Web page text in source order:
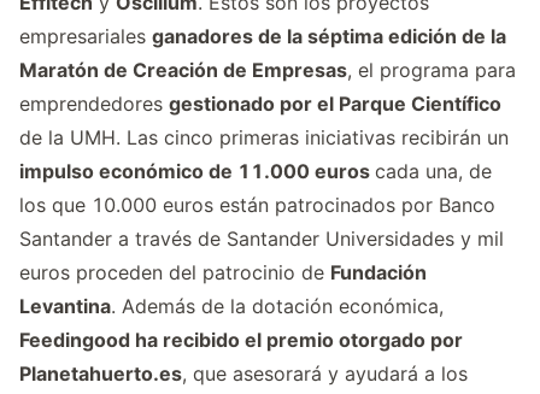
empresariales ganadores de la séptima edición de la
Maratón de Creación de Empresas, el programa para
emprendedores gestionado por el Parque Científico
de la UMH. Las cinco primeras iniciativas recibirán un
impulso económico de 11.000 euros cada una, de
los que 10.000 euros están patrocinados por Banco
Santander a través de Santander Universidades y mil
euros proceden del patrocinio de Fundación
Levantina. Además de la dotación económica,
Feedingood ha recibido el premio otorgado por
Planetahuerto.es, que asesorará y ayudará a los